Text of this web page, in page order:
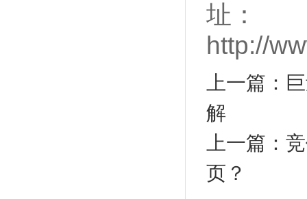
址：
http://
上一篇：
解
上一篇：
页？